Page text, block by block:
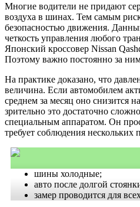
Многие водители не придают
воздуха в шинах. Тем самым
безопасностью движения.
четкость управления любого
Японский кроссовер Nissan
Поэтому важно постоянно за
На практике доказано, что
величина. Если автомобилем
среднем за месяц оно снизится
зрительно это достаточно
специальным аппаратом. Он
требует соблюдения нескольких
шины холодные;
авто после долгой
замер проводится для